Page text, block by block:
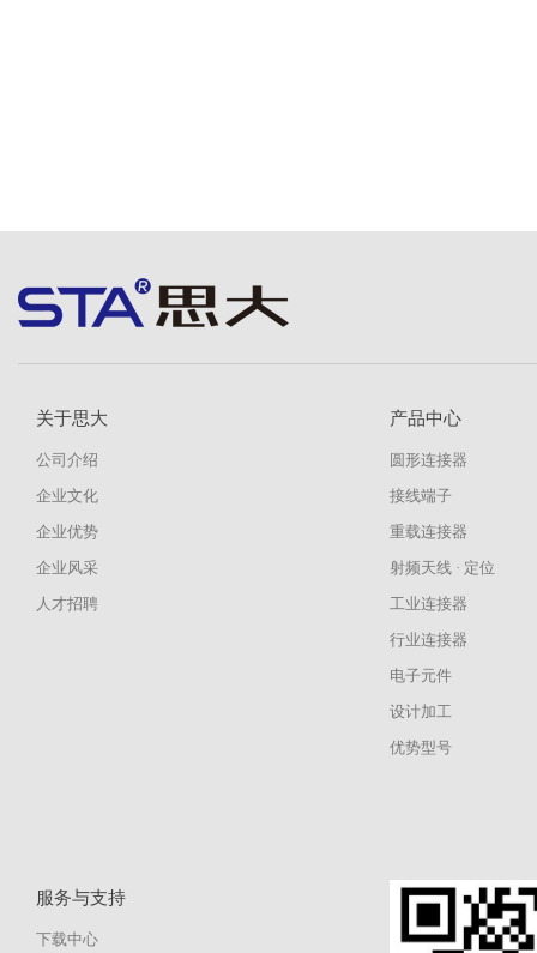
关于思大
公司介绍
企业文化
企业优势
企业风采
人才招聘
产品中心
圆形连接器
接线端子
重载连接器
射频天线 · 定位
工业连接器
行业连接器
电子元件
设计加工
优势型号
服务与支持
下载中心